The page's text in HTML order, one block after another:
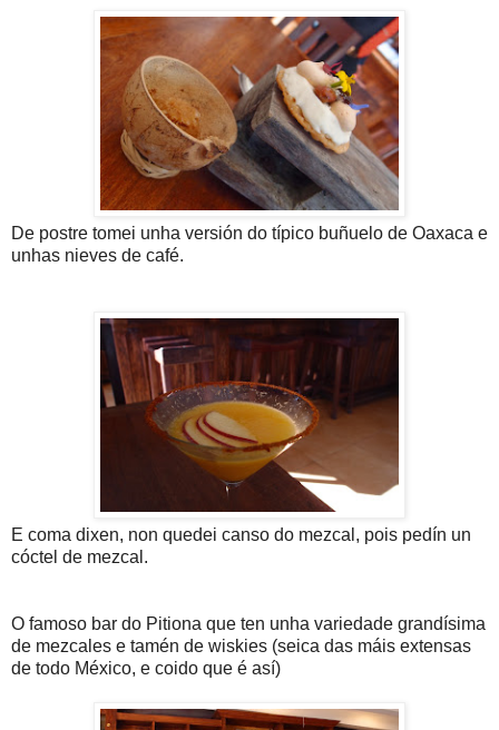
De postre tomei unha versión do típico buñuelo de Oaxaca e
unhas nieves de café.
E coma dixen, non quedei canso do mezcal, pois pedín un
cóctel de mezcal.
O famoso bar do Pitiona que ten unha variedade grandísima
de mezcales e tamén de wiskies (seica das máis extensas
de todo México, e coido que é así)